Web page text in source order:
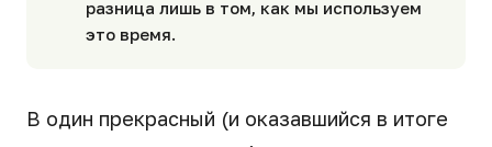
разница лишь в том, как мы используем
это время.
В один прекрасный (и оказавшийся в итоге